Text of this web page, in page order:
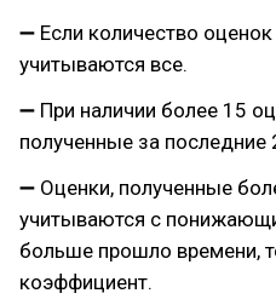
➖ Если количество
учитываются все.
➖ При наличии более 15
полученные за последние
➖ Оценки, полученные
учитываются с
больше прошло времени,
коэффициент.